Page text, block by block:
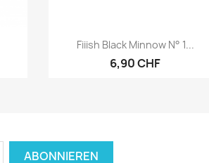
Vorschau
Fiiish Black Minnow N° 1...
6,90 CHF